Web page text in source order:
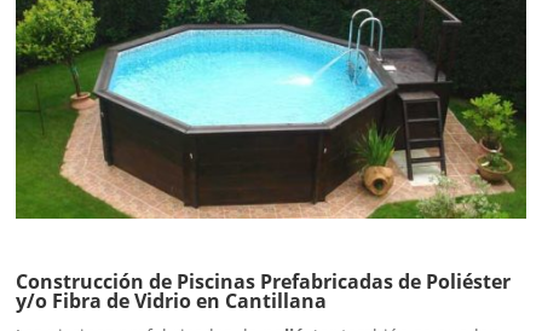
Construcción de Piscinas Prefabricadas de Poliéster
y/o Fibra de Vidrio en Cantillana